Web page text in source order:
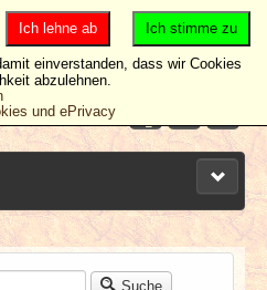
Suche
Ich stimme zu
Ich lehne ab
einverstanden, dass wir Cookies
abzulehnen.
und ePrivacy